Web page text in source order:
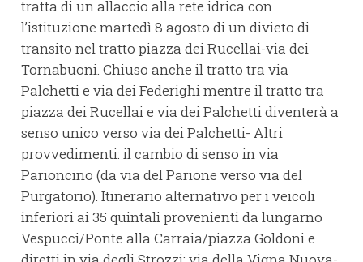
tratta di un allaccio alla rete idrica con
l’istituzione martedì 8 agosto di un divieto di
transito nel tratto piazza dei Rucellai-via dei
Tornabuoni. Chiuso anche il tratto tra via
Palchetti e via dei Federighi mentre il tratto tra
piazza dei Rucellai e via dei Palchetti diventerà a
senso unico verso via dei Palchetti- Altri
provvedimenti: il cambio di senso in via
Parioncino (da via del Parione verso via del
Purgatorio). Itinerario alternativo per i veicoli
inferiori ai 35 quintali provenienti da lungarno
Vespucci/Ponte alla Carraia/piazza Goldoni e